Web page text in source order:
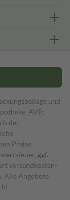
und
AVP:
der
Preise
ggf.
versand­kosten­
Alle Angebote